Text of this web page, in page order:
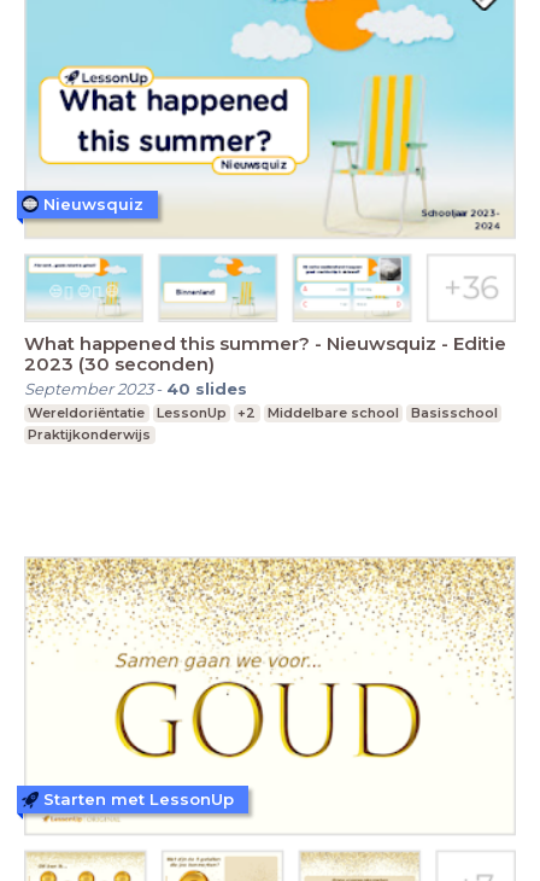
What happened this summer? - Nieuwsquiz - Editie
2023 (30 seconden)
September 2023- 40 slides
Wereldoriëntatie LessonUp +2 Middelbare school
Basisschool
Praktijkonderwijs
Nieuwsquiz
Starten met LessonUp